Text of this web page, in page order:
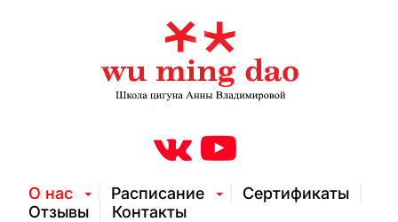
О нас Расписание
Сертификаты
Отзывы
Контакты